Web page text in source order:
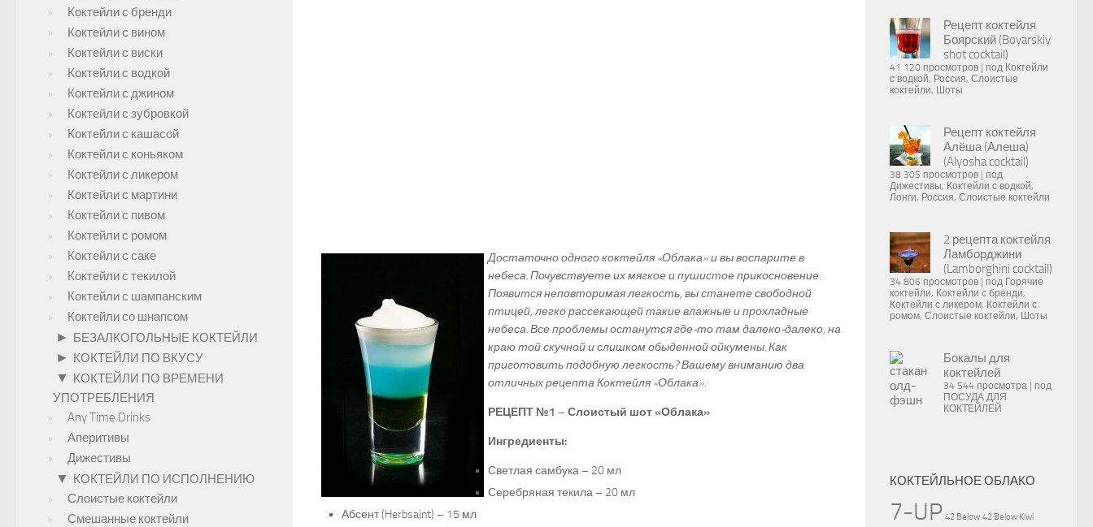
Достаточно одного коктейля «Облака» и вы воспарите в
небеса. Почувствуете их мягкое и пушистое прикосновение.
Появится неповторимая легкость, вы станете свободной
птицей, легко рассекающей такие влажные и прохладные
небеса. Все проблемы останутся где-то там далеко-далеко, на
краю той скучной и слишком обыденной ойкумены. Как
приготовить подобную легкость? Вашему вниманию два
отличных рецепта Коктейля «Облака».
РЕЦЕПТ №1 – Слоистый шот «Облака»
Ингредиенты:
Светлая самбука – 20 мл
Серебряная текила – 20 мл
Абсент (Herbsaint) – 15 мл
Коктейли с бренди
Коктейли с вином
Коктейли с виски
Коктейли с водкой
Коктейли с джином
Коктейли с зубровкой
Коктейли с кашасой
Коктейли с коньяком
Коктейли с ликером
Коктейли с мартини
Коктейли с пивом
Коктейли с ромом
Коктейли с саке
Коктейли с текилой
Коктейли с шампанским
Коктейли со шнапсом
► БЕЗАЛКОГОЛЬНЫЕ КОКТЕЙЛИ
► КОКТЕЙЛИ ПО ВКУСУ
▼ КОКТЕЙЛИ ПО ВРЕМЕНИ
УПОТРЕБЛЕНИЯ
Any Time Drinks
Аперитивы
Дижестивы
▼ КОКТЕЙЛИ ПО ИСПОЛНЕНИЮ
Слоистые коктейли
Смешанные коктейли
Рецепт коктейля
Боярский (Boyarskiy
shot cocktail)
41 120 просмотров под Коктейли
с водкой, Россия, Слоистые
коктейли, Шоты
Рецепт коктейля
Алёша (Алеша)
(Alyosha cocktail)
38 305 просмотров
под
Дижестивы, Коктейли с водкой,
Лонги, Россия, Слоистые коктейли
2 рецепта коктейля
Ламборджини
(Lamborghini cocktail)
34 806 просмотров под Горячие
коктейли, Коктейли с бренди,
Коктейли с ликером, Коктейли с
ромом, Слоистые коктейли, Шоты
Бокалы для
коктейлей
34 544 просмотра
под
ПОСУДА ДЛЯ
КОКТЕЙЛЕЙ
КОКТЕЙЛЬНОЕ ОБЛАКО
7-UP 42 Below 42 Below Kiwi